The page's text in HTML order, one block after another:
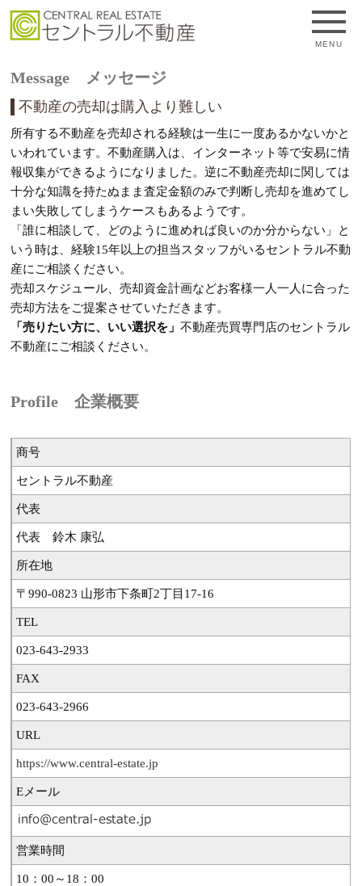
MENU
Message メッセージ
不動産の売却は購入より難しい
所有する不動産を売却される経験は一生に一度あるかないかと
いわれています。不動産購入は、インターネット等で安易に情
報収集ができるようになりました。逆に不動産売却に関しては
十分な知識を持たぬまま査定金額のみで判断し売却を進めてし
まい失敗してしまうケースもあるようです。
「誰に相談して、どのように進めれば良いのか分からない」と
いう時は、経験15年以上の担当スタッフがいるセントラル不動
産にご相談ください。
売却スケジュール、売却資金計画などお客様一人一人に合った
売却方法をご提案させていただきます。
「売りたい方に、いい選択を」不動産売買専門店のセントラル
不動産にご相談ください。
Profile 企業概要
商号
セントラル不動産
代表
代表 鈴木 康弘
所在地
〒990-0823 山形市下条町2丁目17-16
TEL
023-643-2933
FAX
023-643-2966
URL
https://www.central-estate.jp
Eメール
営業時間
10：00～18：00